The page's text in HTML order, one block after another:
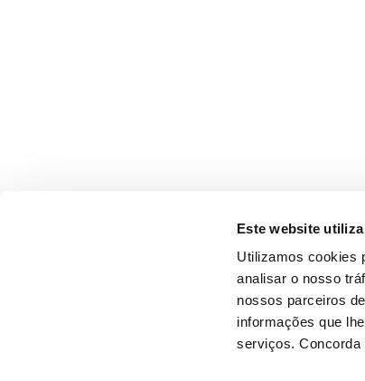
Este website
Utilizamos cookies
analisar o nosso
nossos parceiros
informações que
serviços.